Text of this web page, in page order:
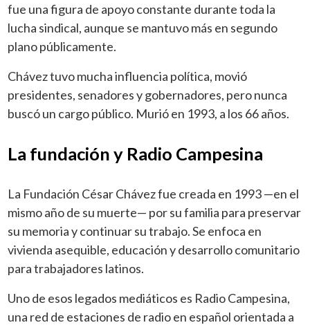
fue una figura de apoyo constante durante toda la
lucha sindical, aunque se mantuvo más en segundo
plano públicamente.
Chávez tuvo mucha influencia política, movió
presidentes, senadores y gobernadores, pero nunca
buscó un cargo público. Murió en 1993, a los 66 años.
La fundación y Radio Campesina
La Fundación César Chávez fue creada en 1993 —en el
mismo año de su muerte— por su familia para preservar
su memoria y continuar su trabajo. Se enfoca en
vivienda asequible, educación y desarrollo comunitario
para trabajadores latinos.
Uno de esos legados mediáticos es Radio Campesina,
una red de estaciones de radio en español orientada a